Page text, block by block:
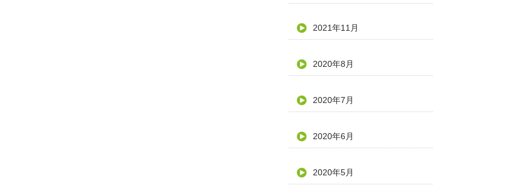
2021年11月
2020年8月
2020年7月
2020年6月
2020年5月